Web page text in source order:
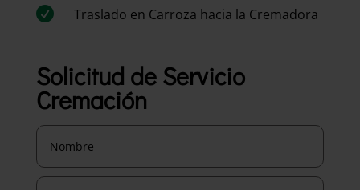

Traslado en Carroza hacia la Cremadora
Solicitud de Servicio
Cremación